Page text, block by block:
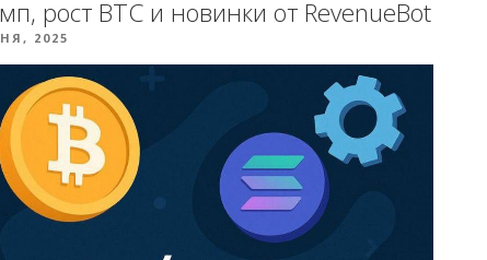
рост BTC и новинки от RevenueBot
2025